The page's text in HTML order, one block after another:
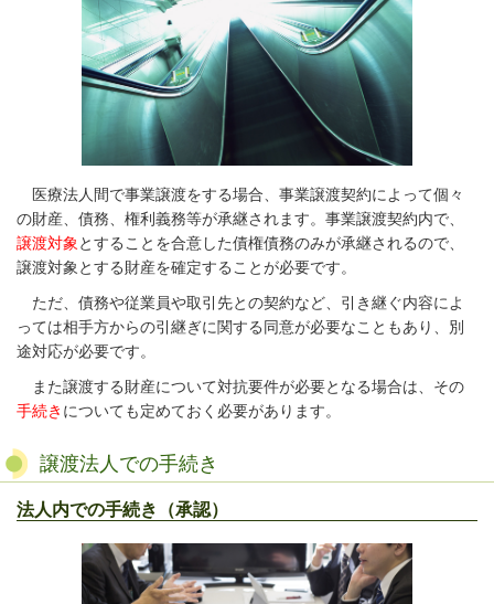
医療法人間で事業譲渡をする場合、事業譲渡契約によって個々
の財産、債務、権利義務等が承継されます。事業譲渡契約内で、
譲渡対象とすることを合意した債権債務のみが承継されるので、
譲渡対象とする財産を確定することが必要です。
ただ、債務や従業員や取引先との契約など、引き継ぐ内容によ
っては相手方からの引継ぎに関する同意が必要なこともあり、別
途対応が必要です。
また譲渡する財産について対抗要件が必要となる場合は、その
手続き についても定めておく必要があります。
譲渡法人での手続き
法人内での手続き（承認）